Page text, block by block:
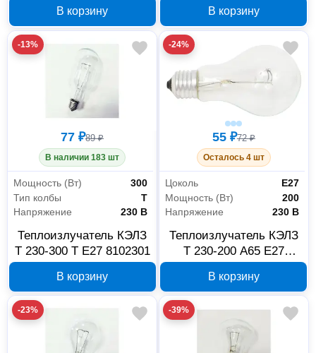
В корзину В корзину
-13%
77 ₽89 ₽
В наличии 183 шт
Мощность (Вт)
300
Тип колбы
T
Напряжение
230 В
Теплоизлучатель КЭЛЗ
Т 230-300 T E27 8102301
В корзину
-24%
55 ₽72 ₽
Осталось 4 шт
Цоколь
E27
Мощность (Вт)
200
Напряжение
230 В
Теплоизлучатель КЭЛЗ
Т 230-200 A65 E27
В корзину
-23% -39%